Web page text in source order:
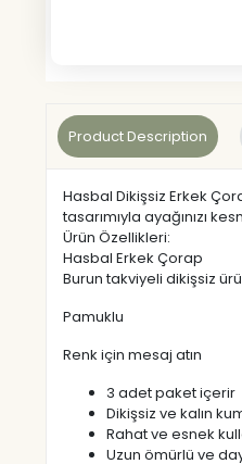
Product Description
Hasbal Dikişsiz Erkek
tasarımıyla ayağınızı
Ürün Özellikleri:
Hasbal Erkek Çorap
Burun takviyeli dikişsiz
Pamuklu
Renk için mesaj atın
3 adet paket içerir
Dikişsiz ve kalın
Rahat ve esnek
Uzun ömürlü ve